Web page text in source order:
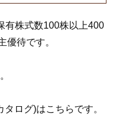
有株式数100株以上400
優待です。
ログ)はこちらです。